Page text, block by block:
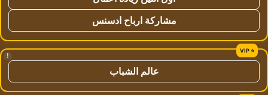
مشاركة ارباح ادسنس
!
عالم الشباب